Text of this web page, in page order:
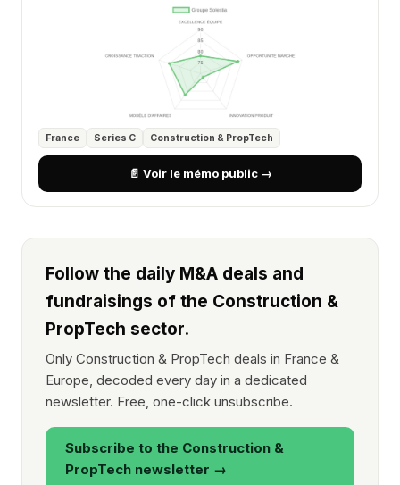
France Series C Construction & PropTech
📄 Voir le mémo public →
Follow the daily M&A deals and
fundraisings of the Construction &
PropTech sector.
Only Construction & PropTech deals in France &
Europe, decoded every day in a dedicated
newsletter. Free, one-click unsubscribe.
Subscribe to the Construction &
PropTech newsletter →